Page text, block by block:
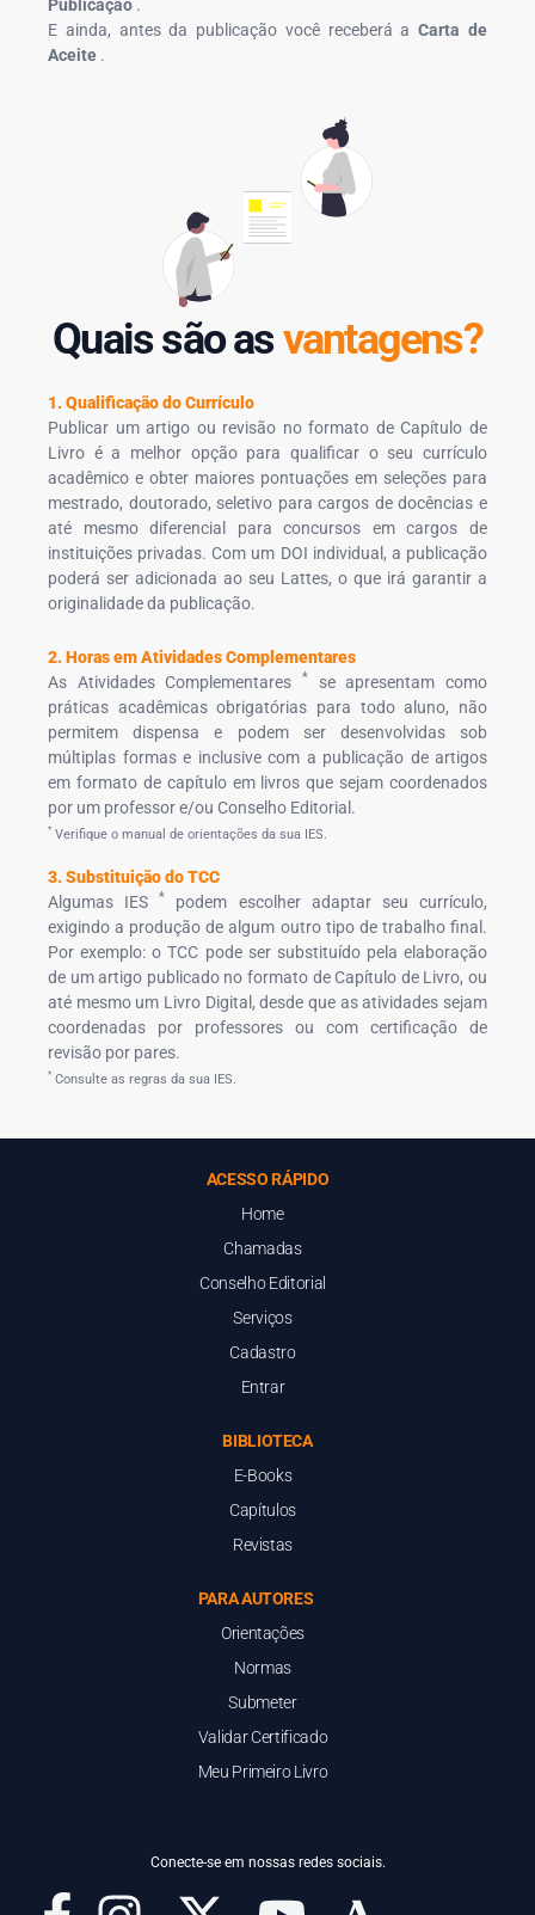
Publicação .
E ainda, antes da publicação você receberá aCarta de
Aceite .
Quais são asvantagens?
1. Qualificação do Currículo
Publicar um artigo ou revisão no formato de Capítulo de
Livro é a melhor opção para qualificar o seu currículo
acadêmico e obter maiores pontuações em seleções para
mestrado, doutorado, seletivo para cargos de docências e
até mesmo diferencial para concursos em cargos de
instituições privadas. Com um DOI individual, a publicação
poderá ser adicionada ao seu Lattes, o que irá garantir a
originalidade da publicação.
2. Horas em Atividades Complementares
As Atividades Complementares
*
se apresentam como
práticas acadêmicas obrigatórias para todo aluno, não
permitem dispensa e podem ser desenvolvidas sob
múltiplas formas e inclusive com a publicação de artigos
em formato de capítulo em livros que sejam coordenados
por um professor e/ou Conselho Editorial.
* Verifique o manual de orientações da sua IES.
3. Substituição do TCC
Algumas IES*
podem escolher adaptar seu currículo,
exigindo a produção de algum outro tipo de trabalho final.
Por exemplo: o TCC pode ser substituído pela elaboração
de um artigo publicado no formato de Capítulo de Livro, ou
até mesmo um Livro Digital, desde que as atividades sejam
coordenadas por professores ou com certificação de
revisão por pares.
* Consulte as regras da sua IES.
ACESSO RÁPIDO
Home
Chamadas
Conselho Editorial
Serviços
Cadastro
Entrar
BIBLIOTECA
E-Books
Capítulos
Revistas
PARA AUTORES
Orientações
Normas
Submeter
Validar Certificado
Meu Primeiro Livro
Conecte-se em nossas redes sociais.